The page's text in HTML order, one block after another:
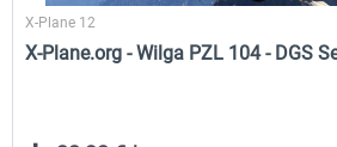
X-Plane 12
X-Plane.org - Wilga PZL 104 - DGS